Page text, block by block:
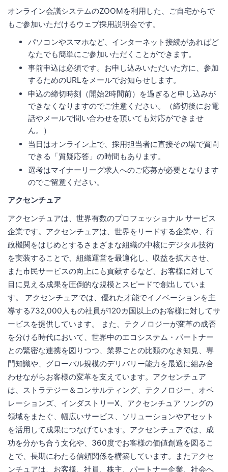
オンライン会議システムのZOOMを利用した、ご自宅からで
もご参加いただけるウェブ採用説明会です。
パソコンやスマホなど、インターネット接続があればど
なたでも簡単にご参加いただくことができます。
事前申込は必須です。お申し込みいただいた方に、参加
するためのURLをメールでお知らせします。
申込の締切時刻（開始2時間前）を過ぎると申し込みが
できなくなりますのでご注意ください。（締切後にお電
話やメールで問い合わせを頂いても対応ができませ
ん。）
当日はオンライン上で、採用担当者に直接その場で質問
できる「質疑応答」の時間もあります。
選考はマイナーリーグ求人へのご応募が必要となります
のでご留意ください。
アクセンチュア
アクセンチュアは、世界有数のプロフェッショナル サービス
企業です。アクセンチュアは、世界をリードする企業や、行
政機関をはじめとするさまざまな組織の中核にデジタル技術
を実装することで、組織運営を最適化し、収益を拡大させ、
また市民サービスの向上にも貢献するなど、お客様に対して
目に見える成果を圧倒的な規模とスピードで創出していま
す。 アクセンチュアでは、優れた才能でイノベーションを主
導する732,000人もの社員が120カ国以上のお客様に対してサ
ービスを提供しています。 また、テクノロジーが変革の成否
を分ける時代において、世界中のエコシステム・パートナー
との緊密な連携を図りつつ、業界ごとの比類のなき知見、専
門知識や、グローバル規模のデリバリー能力を最適に組み合
わせながらお客様の変革を支えています。アクセンチュア
は、ストラテジー＆コンサルティング、テクノロジー、オペ
レーションズ、インダストリーX、アクセンチュア ソングの
領域をまたぐ、幅広いサービス、ソリューションやアセット
を活用して成果につなげています。アクセンチュアでは、成
功を分かち合う文化や、360度でお客様の価値創造を図るこ
とで、長期にわたる信頼関係を構築しています。またアクセ
ンチュアは、お客様、社員、株主、パートナー企業、社会へ